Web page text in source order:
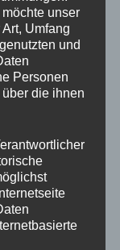
unser
Umfang
und
Personen
die ihnen